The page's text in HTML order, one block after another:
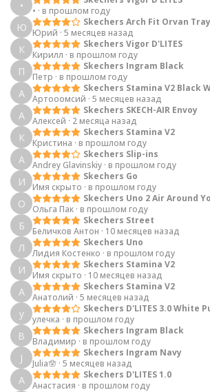
•
• · в прошлом году
Ю
Skechers Arch Fit Orvan
Юрий · 5 месяцев назад
К
Skechers Vigor D'LITES
Кирилл · в прошлом году
П
Skechers Ingram Black
Петр · в прошлом году
А
Skechers Stamina V2 Black
Артооомсий · 5 месяцев назад
А
Skechers SKECH-AIR Envoy
Алексей · 2 месяца назад
К
Skechers Stamina V2
Кристина · в прошлом году
A
Skechers Slip-ins
Andrey Glavinskiy · в прошлом году
И
Skechers Go
Имя скрыто · в прошлом году
О
Skechers Uno 2 Air Around
Ольга Пак · в прошлом году
Б
Skechers Street
Беличков Антон · 10 месяцев назад
Л
Skechers Uno
Лидия Костенко · в прошлом году
И
Skechers Stamina V2
Имя скрыто · 10 месяцев назад
А
Skechers Stamina V2
Анатолий · 5 месяцев назад
у
Skechers D'LITES 3.0 White
улечка · в прошлом году
В
Skechers Ingram Black
Владимир · в прошлом году
J
Skechers Ingram Navy
Julia🪬 · 5 месяцев назад
А
Skechers D'LITES 1.0
Анастасия · в прошлом году